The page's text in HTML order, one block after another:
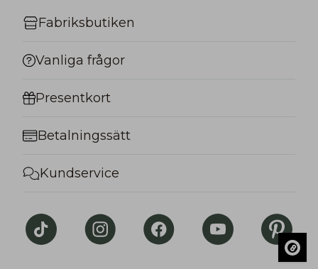
Fabriksbutiken
Vanliga frågor
Presentkort
Betalningssätt
Kundservice